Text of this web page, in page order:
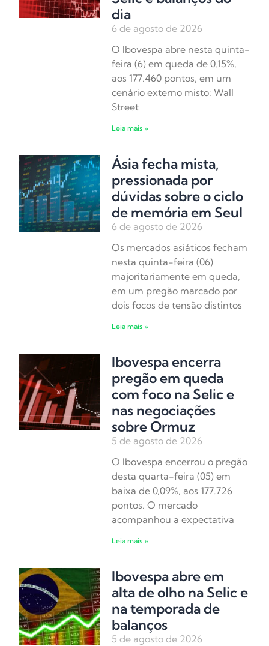
dia
6 de agosto de 2026
O Ibovespa abre nesta quinta-
feira (6) em queda de 0,15%,
aos 177.460 pontos, em um
cenário externo misto: Wall
Street
Leia mais »
Ásia fecha mista,
pressionada por
dúvidas sobre o ciclo
de memória em Seul
6 de agosto de 2026
Os mercados asiáticos fecham
nesta quinta-feira (06)
majoritariamente em queda,
em um pregão marcado por
dois focos de tensão distintos
Leia mais »
Ibovespa encerra
pregão em queda
com foco na Selic e
nas negociações
sobre Ormuz
5 de agosto de 2026
O Ibovespa encerrou o pregão
desta quarta-feira (05) em
baixa de 0,09%, aos 177.726
pontos. O mercado
acompanhou a expectativa
Leia mais »
Ibovespa abre em
alta de olho na Selic e
na temporada de
balanços
5 de agosto de 2026